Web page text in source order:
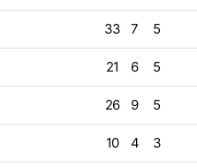
33 7 5
21 6 5
26 9 5
10 4 3